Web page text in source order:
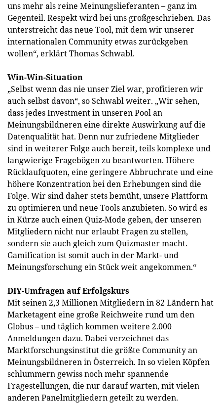
uns mehr als reine Meinungslieferanten – ganz im
Gegenteil. Respekt wird bei uns großgeschrieben. Das
unterstreicht das neue Tool, mit dem wir unserer
internationalen Community etwas zurückgeben
wollen“, erklärt Thomas Schwabl.
Win-Win-Situation
„Selbst wenn das nie unser Ziel war, profitieren wir
auch selbst davon“, so Schwabl weiter. „Wir sehen,
dass jedes Investment in unseren Pool an
Meinungsbildneren eine direkte Auswirkung auf die
Datenqualität hat. Denn nur zufriedene Mitglieder
sind in weiterer Folge auch bereit, teils komplexe und
langwierige Fragebögen zu beantworten. Höhere
Rücklaufquoten, eine geringere Abbruchrate und eine
höhere Konzentration bei den Erhebungen sind die
Folge. Wir sind daher stets bemüht, unsere Plattform
zu optimieren und neue Tools anzubieten. So wird es
in Kürze auch einen Quiz-Mode geben, der unseren
Mitgliedern nicht nur erlaubt Fragen zu stellen,
sondern sie auch gleich zum Quizmaster macht.
Gamification ist somit auch in der Markt- und
Meinungsforschung ein Stück weit angekommen.“
DIY-Umfragen auf Erfolgskurs
Mit seinen 2,3 Millionen Mitgliedern in 82 Ländern hat
Marketagent eine große Reichweite rund um den
Globus – und täglich kommen weitere 2.000
Anmeldungen dazu. Dabei verzeichnet das
Marktforschungsinstitut die größte Community an
Meinungsbildneren in Österreich. In so vielen Köpfen
schlummern gewiss noch mehr spannende
Fragestellungen, die nur darauf warten, mit vielen
anderen Panelmitgliedern geteilt zu werden.